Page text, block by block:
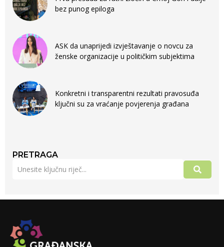
bez punog epiloga
ASK da unaprijedi izvještavanje o novcu za
ženske organizacije u političkim subjektima
Konkretni i transparentni rezultati pravosuđa
ključni su za vraćanje povjerenja građana
PRETRAGA